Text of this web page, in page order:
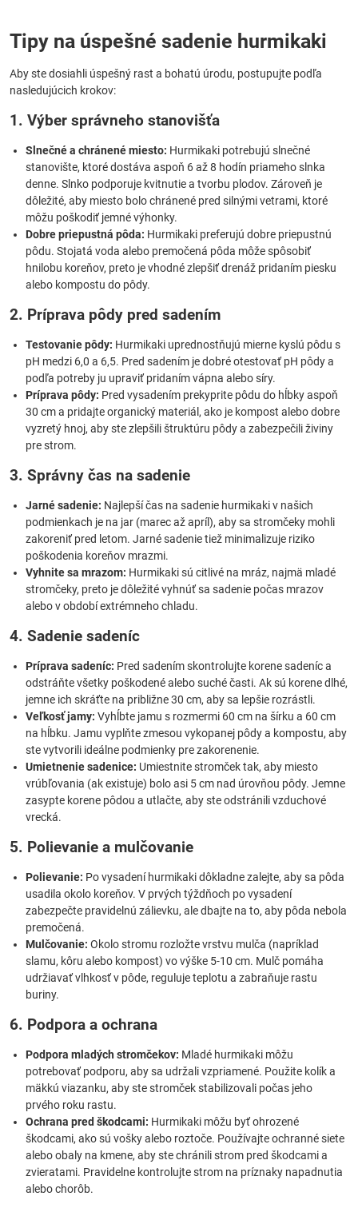
Tipy na úspešné sadenie hurmikaki
Aby ste dosiahli úspešný rast a bohatú úrodu, postupujte podľa
nasledujúcich krokov:
1. Výber správneho stanovišťa
Slnečné a chránené miesto: Hurmikaki potrebujú slnečné
stanovište, ktoré dostáva aspoň 6 až 8 hodín priameho slnka
denne. Slnko podporuje kvitnutie a tvorbu plodov. Zároveň je
dôležité, aby miesto bolo chránené pred silnými vetrami, ktoré
môžu poškodiť jemné výhonky.
Dobre priepustná pôda: Hurmikaki preferujú dobre priepustnú
pôdu. Stojatá voda alebo premočená pôda môže spôsobiť
hnilobu koreňov, preto je vhodné zlepšiť drenáž pridaním piesku
alebo kompostu do pôdy.
2. Príprava pôdy pred sadením
Testovanie pôdy: Hurmikaki uprednostňujú mierne kyslú pôdu s
pH medzi 6,0 a 6,5. Pred sadením je dobré otestovať pH pôdy a
podľa potreby ju upraviť pridaním vápna alebo síry.
Príprava pôdy: Pred vysadením prekyprite pôdu do hĺbky aspoň
30 cm a pridajte organický materiál, ako je kompost alebo dobre
vyzretý hnoj, aby ste zlepšili štruktúru pôdy a zabezpečili živiny
pre strom.
3. Správny čas na sadenie
Jarné sadenie: Najlepší čas na sadenie hurmikaki v našich
podmienkach je na jar (marec až apríl), aby sa stromčeky mohli
zakoreniť pred letom. Jarné sadenie tiež minimalizuje riziko
poškodenia koreňov mrazmi.
Vyhnite sa mrazom: Hurmikaki sú citlivé na mráz, najmä mladé
stromčeky, preto je dôležité vyhnúť sa sadenie počas mrazov
alebo v období extrémneho chladu.
4. Sadenie sadeníc
Príprava sadeníc: Pred sadením skontrolujte korene sadeníc a
odstráňte všetky poškodené alebo suché časti. Ak sú korene dlhé,
jemne ich skráťte na približne 30 cm, aby sa lepšie rozrástli.
Veľkosť jamy: Vyhĺbte jamu s rozmermi 60 cm na šírku a 60 cm
na hĺbku. Jamu vyplňte zmesou vykopanej pôdy a kompostu, aby
ste vytvorili ideálne podmienky pre zakorenenie.
Umietnenie sadenice: Umiestnite stromček tak, aby miesto
vrúbľovania (ak existuje) bolo asi 5 cm nad úrovňou pôdy. Jemne
zasypte korene pôdou a utlačte, aby ste odstránili vzduchové
vrecká.
5. Polievanie a mulčovanie
Polievanie: Po vysadení hurmikaki dôkladne zalejte, aby sa pôda
usadila okolo koreňov. V prvých týždňoch po vysadení
zabezpečte pravidelnú zálievku, ale dbajte na to, aby pôda nebola
premočená.
Mulčovanie: Okolo stromu rozložte vrstvu mulča (napríklad
slamu, kôru alebo kompost) vo výške 5-10 cm. Mulč pomáha
udržiavať vlhkosť v pôde, reguluje teplotu a zabraňuje rastu
buriny.
6. Podpora a ochrana
Podpora mladých stromčekov: Mladé hurmikaki môžu
potrebovať podporu, aby sa udržali vzpriamené. Použite kolík a
mäkkú viazanku, aby ste stromček stabilizovali počas jeho
prvého roku rastu.
Ochrana pred škodcami: Hurmikaki môžu byť ohrozené
škodcami, ako sú vošky alebo roztoče. Používajte ochranné siete
alebo obaly na kmene, aby ste chránili strom pred škodcami a
zvieratami. Pravidelne kontrolujte strom na príznaky napadnutia
alebo chorôb.